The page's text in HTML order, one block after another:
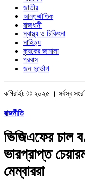
জাতীয়
আন্তর্জাতিক
রাজধানী
স্বাস্থ্য ও চিকিৎসা
সাহিত্য
কৃষকের জানালা
পরবাস
জন দুর্ভোগ
কপিরাইট © ২০২৫ । সর্বস্ব
রাজনীতি
ভিজিএফের চাল
ভারপ্রাপ্ত
মেম্বাররা